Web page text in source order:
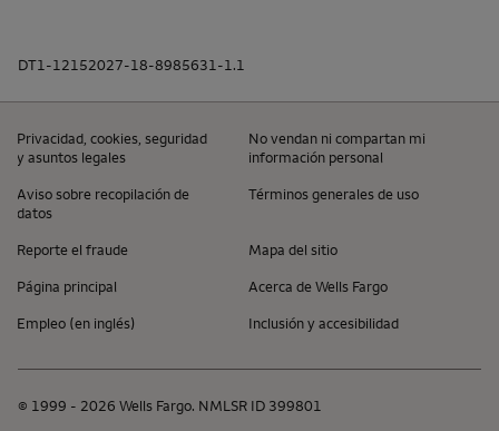
DT1-12152027-18-8985631-1.1
Privacidad, cookies , seguridad
y asuntos legales
No vendan ni compartan mi
información personal
Aviso sobre recopilación de
datos
Términos generales de uso
Reporte el fraude Mapa del sitio
Página principal Acerca deWells Fargo
Empleo (en inglés) Inclusión y accesibilidad
© 1999 - 2026 Wells Fargo. NMLSR ID 399801